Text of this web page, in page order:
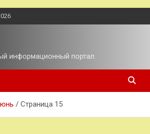
информационный портал.
Страница 15